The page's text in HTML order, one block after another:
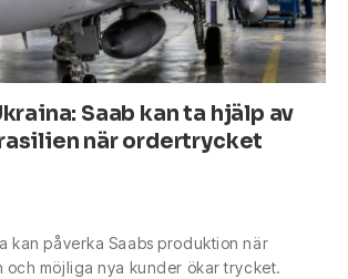
Saab kan ta hjälp av
när ordertrycket
kan påverka Saabs produktion när
och möjliga nya kunder ökar trycket.